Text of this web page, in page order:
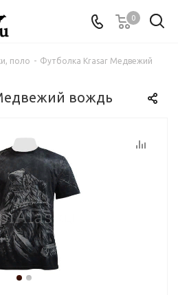
0
поло - Футболка Krasar Медвежий
вождь